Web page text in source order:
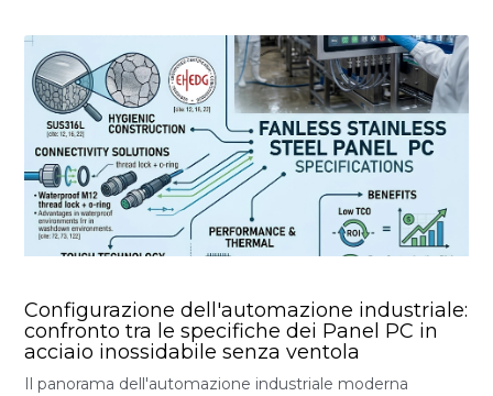
Configurazione dell'automazione industriale:
confronto tra le specifiche dei Panel PC in
acciaio inossidabile senza ventola
Il panorama dell'automazione industriale moderna